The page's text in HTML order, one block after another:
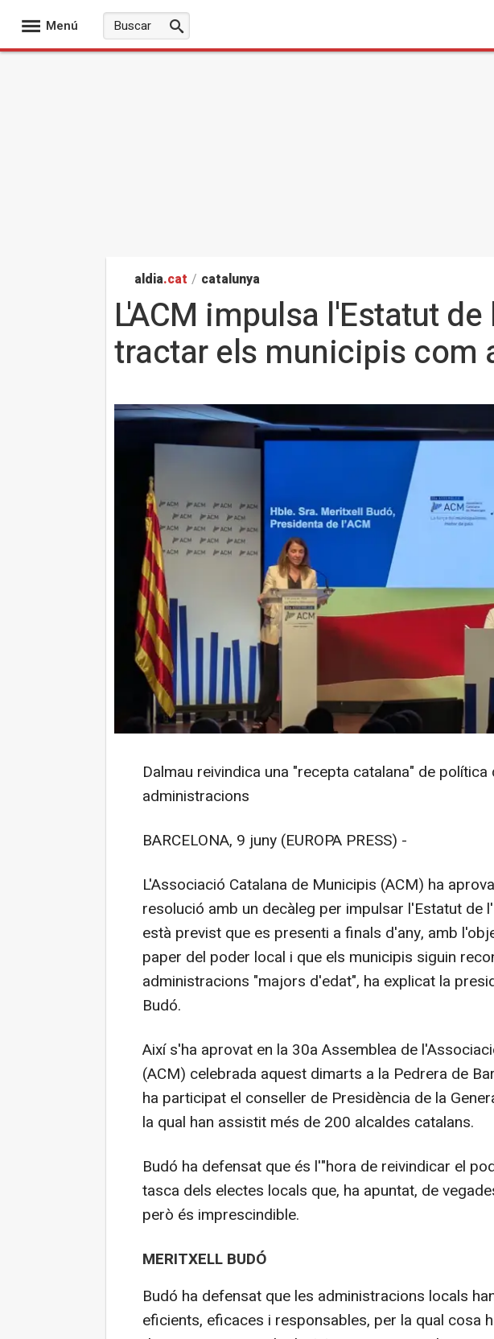
Menú
aldia.cat / catalunya
L'ACM impulsa l'Estatut
tractar els municipis com
Dalmau reivindica una "recepta catalana" de política
administracions
BARCELONA, 9 juny (EUROPA PRESS) -
L'Associació Catalana de Municipis (ACM) ha
resolució amb un decàleg per impulsar l'Estatut de
està previst que es presenti a finals d'any, amb
paper del poder local i que els municipis siguin
administracions "majors d'edat", ha explicat la
Budó.
Així s'ha aprovat en la 30a Assemblea de
(ACM) celebrada aquest dimarts a la Pedrera de
ha participat el conseller de Presidència de la
la qual han assistit més de 200 alcaldes catalans.
Budó ha defensat que és l'"hora de reivindicar el
tasca dels electes locals que, ha apuntat, de
però és imprescindible.
MERITXELL BUDÓ
Budó ha defensat que les administracions locals
eficients, eficaces i responsables, per la qual cosa